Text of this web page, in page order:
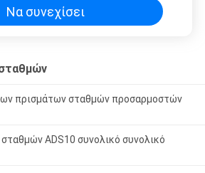
Να συνεχίσει
πρισμάτων σταθμών προσαρμοστών
ADS10 συνολικό συνολικό